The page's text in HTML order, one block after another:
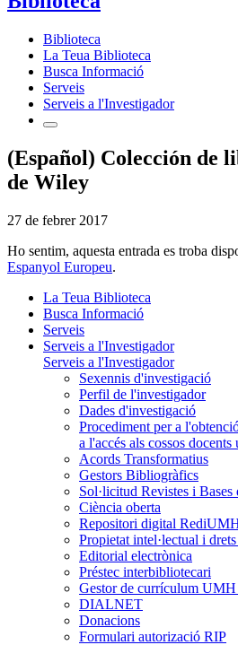
Biblioteca
La Teua Biblioteca
Busca Informació
Serveis
Serveis a l'Investigador
(Español) Colección de
de Wiley
27 de febrer 2017
Ho sentim, aquesta entrada es troba
Espanyol Europeu.
La Teua Biblioteca
Busca Informació
Serveis
Serveis a l'Investigador
Serveis a l'Investigador
Sexennis d'investigació
Perfil de l'investigador
Dades d'investigació
Procediment per a
a l'accés als cossos
Acords Transformatius
Gestors Bibliogràfics
Sol·licitud Revistes i Bases
Ciència oberta
Repositori digital
Propietat intel·lectual i
Editorial electrònica
Préstec interbibliotecari
Gestor de currículum
DIALNET
Donacions
Formulari autorizació RIP